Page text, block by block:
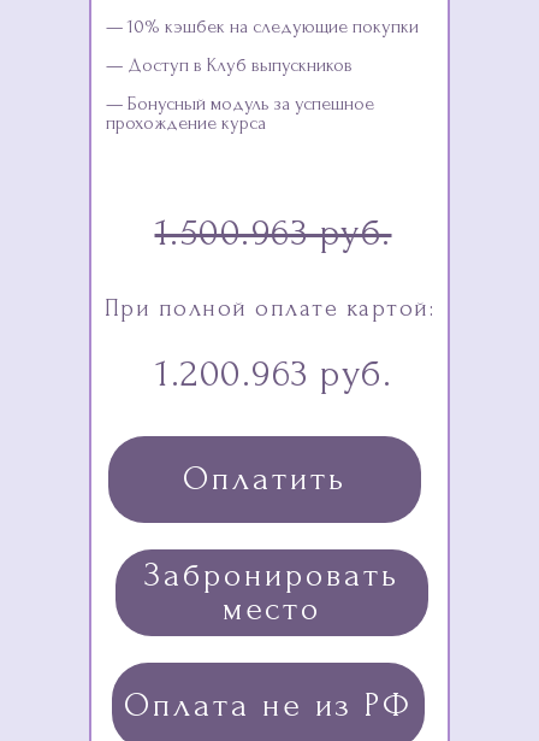
Забронировать
место
Оплата не из РФ
— 10% кэшбек на следующие покупки
— Доступ в Клуб выпускников
— Бонусный модуль за успешное
прохождение курса
1.200.963 руб.
1.500.963 руб.
Оплатить
При полной оплате картой: